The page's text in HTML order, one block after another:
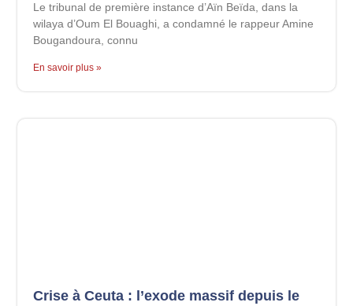
Le tribunal de première instance d’Aïn Beïda, dans la
wilaya d’Oum El Bouaghi, a condamné le rappeur Amine
Bougandoura, connu
En savoir plus »
Crise à Ceuta : l’exode massif depuis le